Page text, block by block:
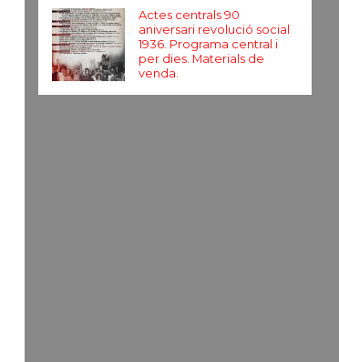
Actes centrals 90
aniversari revolució social
1936. Programa central i
per dies. Materials de
venda.